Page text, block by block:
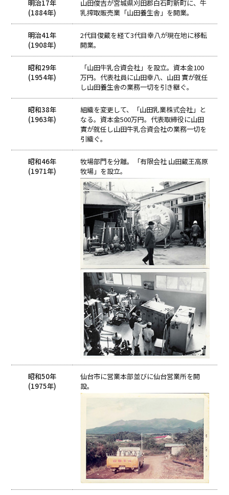
明治17年
(1884年)
山田俊吉が宮城県刈田郡白石町新町に、牛
乳搾取販売業「山田養生舎」を開業。
明治41年
(1908年)
2代目俊蔵を経て3代目幸八が現在地に移転
開業。
昭和29年
(1954年)
「山田牛乳合資会社」を設立。資本金100
万円。代表社員に山田幸八、山田 實が就任
し山田養生舎の業務一切を引き継ぐ。
昭和38年
(1963年)
組織を変更して、「山田乳業株式会社」と
なる。資本金500万円。代表取締役に山田
實が就任し山田牛乳合資会社の業務一切を
引織ぐ。
昭和46年
(1971年)
牧場部門を分離。「有限会社 山田蔵王高原
牧場」を設立。
昭和50年
(1975年)
仙台市に営業本部並びに仙台営業所を開
設。